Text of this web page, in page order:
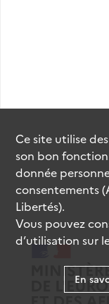
Ce site utilise
son bon
donnée
consentements
Libertés).
Vous pouvez
d’utilisation sur
En